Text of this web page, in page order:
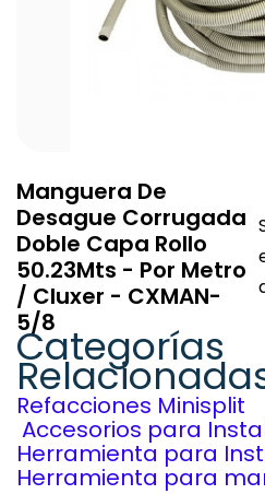
Manguera De
Desague Corrugada
Doble Capa Rollo
50.23Mts - Por Metro
/ Cluxer - CXMAN-
5/8
Categorías
Refacciones Minisplit
Accesorios para
Herramienta para
Herramienta para